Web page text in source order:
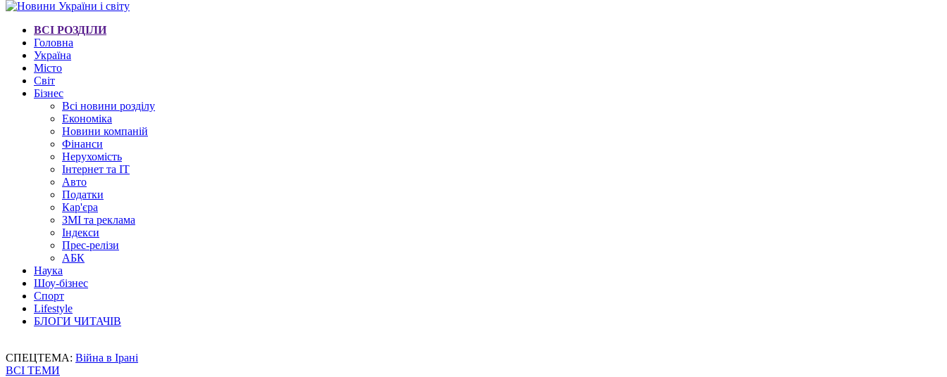
ВСІ РОЗДІЛИ
Головна
Україна
Місто
Світ
Бізнес
Всі новини розділу
Економіка
Новини компаній
Фінанси
Нерухомість
Інтернет та IT
Авто
Податки
Кар'єра
ЗМІ та реклама
Індекси
Прес-релізи
АБК
Наука
Шоу-бізнес
Спорт
Lifestyle
БЛОГИ ЧИТАЧІВ
СПЕЦТЕМА: Війна в Ірані
ВСІ ТЕМИ